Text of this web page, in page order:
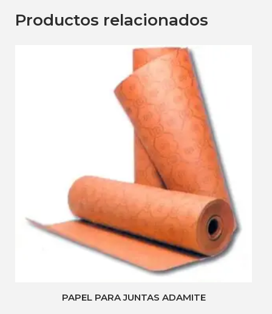
Productos relacionados
PAPEL PARA JUNTAS ADAMITE